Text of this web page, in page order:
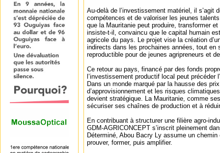
Au-delà de l’investissement matériel, il s’agit
compétences et de valoriser les jeunes
que la Mauritanie peut produire, transformer
insiste-t-il, convaincu que le capital humain
agricole du pays. Le projet vise la création
indirects dans les prochaines années, tout en
reproductible pour de jeunes agripreneurs et
Ce retour au pays, financé par des fonds
l’investissement productif local peut précéder
Dans un monde marqué par la hausse des
d’approvisionnement et les risques
devient stratégique. La Mauritanie, comme
sécuriser ses chaînes de production et à
En contribuant à structurer une filière agro-
GDM-AGRICONCEPT s’inscrit pleinement
Déterminé, Abou Bacry Ly assume un
prouver, former, puis amplifier.